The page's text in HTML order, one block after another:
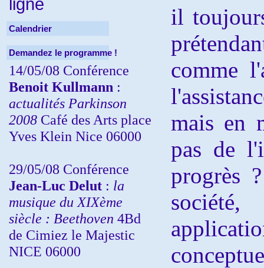
ligne
Calendrier
Demandez le programme !
14/05/08 Conférence
Benoit Kullmann :
actualités Parkinson
2008 Café des Arts place
Yves Klein Nice 06000
29/05/08 Conférence
Jean-Luc Delut : la
musique du XIXème
siècle : Beethoven 4Bd
de Cimiez le Majestic
NICE 06000
il
comme
mais en
pas de
progrès